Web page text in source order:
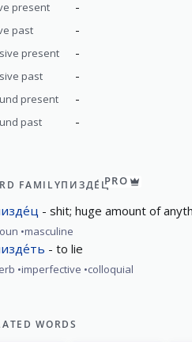
present -
past -
present -
past -
present -
past -
FAMILYПИЗДЕ́ЦPRO
shit; huge amount of
masculine
to lie
imperfective colloquial
WORDS